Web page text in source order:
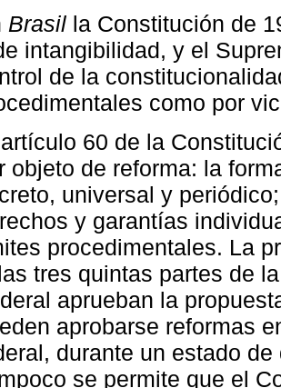
Brasil la Constitución de
intangibilidad, y el
de la
como por
60 de la
objeto de reforma: la
universal y
y garantías
procedimentales. La
tres quintas partes de
aprueban la
aprobarse reformas
durante un estado
se permite que el